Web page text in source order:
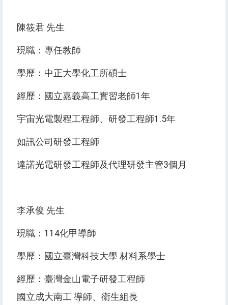
陳筱君 先生
現職：專任教師
學歷：中正大學化工所碩士
經歷：國立嘉義高工實習老師1年
宇宙光電製程工程師、研發工程師1.5年
如訊公司研發工程師
達諾光電研發工程師及代理研發主管3個月
李承俊 先生
現職：114化甲導師
學歷：國立臺灣科技大學 材料系學士
經歷：臺灣金山電子研發工程師
國立成大南工 導師、衛生組長